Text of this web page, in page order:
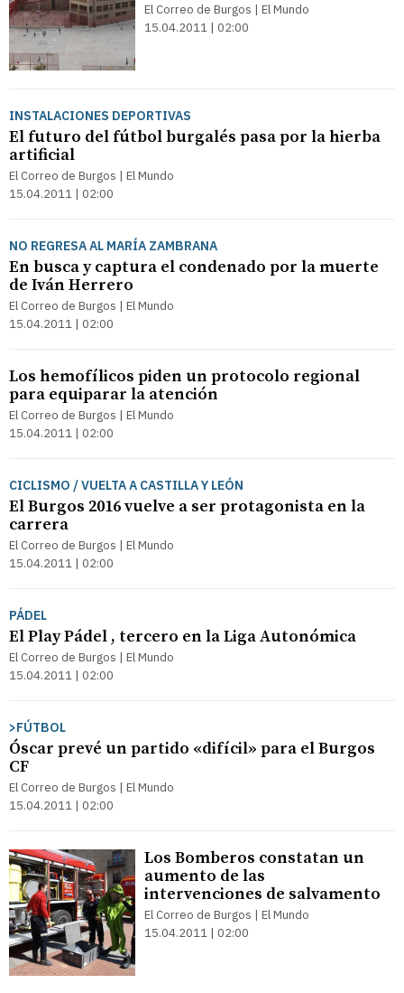
El Correo de Burgos | El Mundo
15.04.2011 | 02:00
INSTALACIONES DEPORTIVAS
El futuro del fútbol burgalés pasa por la hierba
artificial
El Correo de Burgos | El Mundo
15.04.2011 | 02:00
NO REGRESA AL MARÍA ZAMBRANA
En busca y captura el condenado por la muerte
de Iván Herrero
El Correo de Burgos | El Mundo
15.04.2011 | 02:00
Los hemofílicos piden un protocolo regional
para equiparar la atención
El Correo de Burgos | El Mundo
15.04.2011 | 02:00
CICLISMO / VUELTA A CASTILLA Y LEÓN
El Burgos 2016 vuelve a ser protagonista en la
carrera
El Correo de Burgos | El Mundo
15.04.2011 | 02:00
PÁDEL
El Play Pádel , tercero en la Liga Autonómica
El Correo de Burgos | El Mundo
15.04.2011 | 02:00
>FÚTBOL
Óscar prevé un partido «difícil» para el Burgos
CF
El Correo de Burgos | El Mundo
15.04.2011 | 02:00
Los Bomberos constatan un
aumento de las
intervenciones de salvamento
El Correo de Burgos | El Mundo
15.04.2011 | 02:00